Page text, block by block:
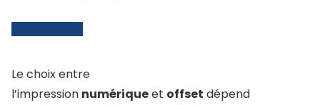
Le choix entre
l’impression numériqueet offset dépend